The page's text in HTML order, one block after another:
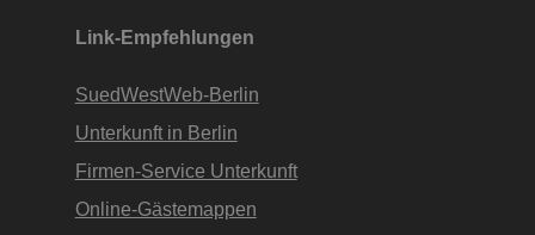
Link-Empfehlungen
SuedWestWeb-Berlin
Unterkunft in Berlin
Firmen-Service Unterkunft
Online-Gästemappen